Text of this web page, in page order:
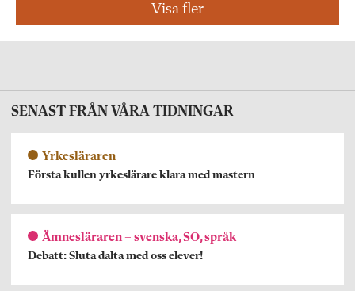
Visa fler
SENAST FRÅN VÅRA TIDNINGAR
Yrkesläraren
Första kullen yrkeslärare klara med mastern
Ämnesläraren – svenska, SO, språk
Debatt: Sluta dalta med oss elever!